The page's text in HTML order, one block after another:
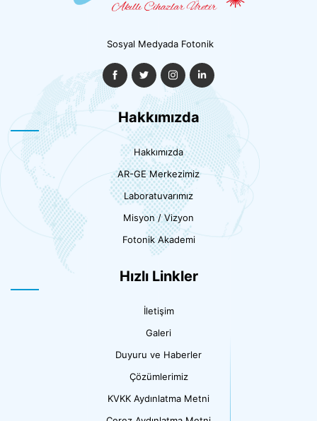
Sosyal Medyada Fotonik
Hakkımızda
Hakkımızda
AR-GE Merkezimiz
Laboratuvarımız
Misyon / Vizyon
Fotonik Akademi
Hızlı Linkler
İletişim
Galeri
Duyuru ve Haberler
Çözümlerimiz
KVKK Aydınlatma Metni